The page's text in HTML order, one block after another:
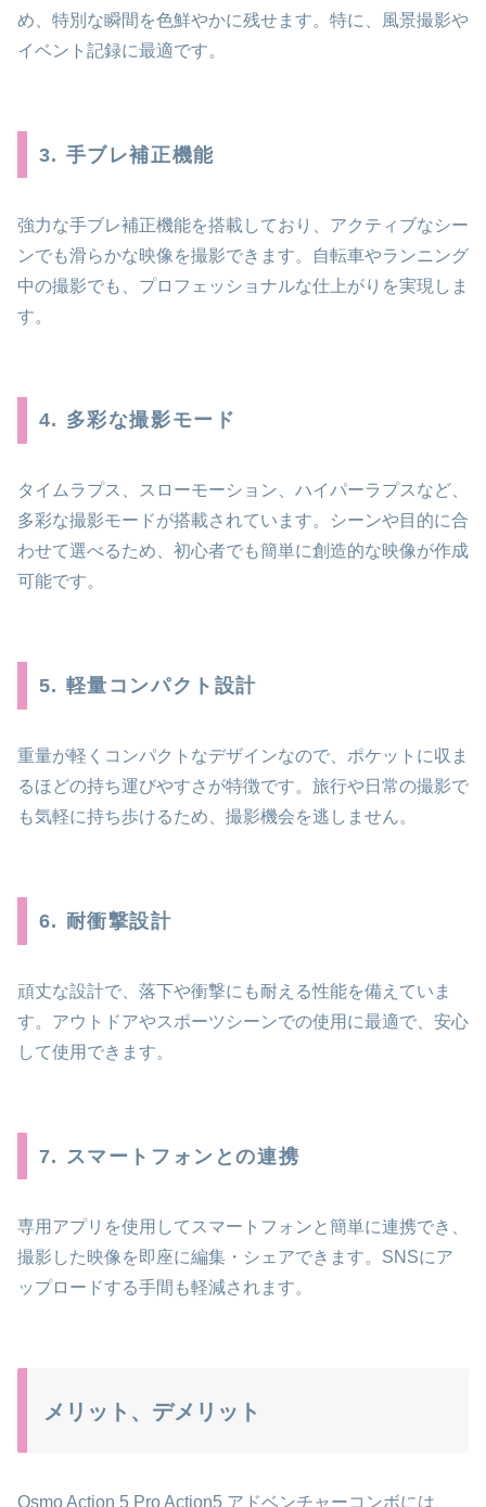
め、特別な瞬間を色鮮やかに残せます。特に、風景撮影や
イベント記録に最適です。
3. 手ブレ補正機能
強力な手ブレ補正機能を搭載しており、アクティブなシー
ンでも滑らかな映像を撮影できます。自転車やランニング
中の撮影でも、プロフェッショナルな仕上がりを実現しま
す。
4. 多彩な撮影モード
タイムラプス、スローモーション、ハイパーラプスなど、
多彩な撮影モードが搭載されています。シーンや目的に合
わせて選べるため、初心者でも簡単に創造的な映像が作成
可能です。
5. 軽量コンパクト設計
重量が軽くコンパクトなデザインなので、ポケットに収ま
るほどの持ち運びやすさが特徴です。旅行や日常の撮影で
も気軽に持ち歩けるため、撮影機会を逃しません。
6. 耐衝撃設計
頑丈な設計で、落下や衝撃にも耐える性能を備えていま
す。アウトドアやスポーツシーンでの使用に最適で、安心
して使用できます。
7. スマートフォンとの連携
専用アプリを使用してスマートフォンと簡単に連携でき、
撮影した映像を即座に編集・シェアできます。SNSにア
ップロードする手間も軽減されます。
メリット、デメリット
Osmo Action 5 Pro Action5 アドベンチャーコンボには、